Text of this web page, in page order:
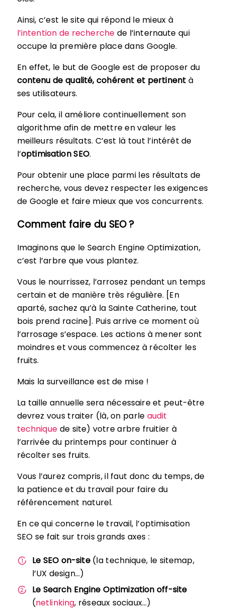
Ainsi, c’est le site qui répond le mieux à
l’intention de recherche de l’internaute qui
occupe la première place dans Google.
En effet, le but de Google est de proposer du
contenu de qualité, cohérent et pertinent à
ses utilisateurs.
Pour cela, il améliore continuellement son
algorithme afin de mettre en valeur les
meilleurs résultats. C’est là tout l’intérêt de
l’optimisation SEO.
Pour obtenir une place parmi les résultats de
recherche, vous devez respecter les exigences
de Google et faire mieux que vos concurrents.
Comment faire du SEO ?
Imaginons que le Search Engine Optimization,
c’est l’arbre que vous plantez.
Vous le nourrissez, l’arrosez pendant un temps
certain et de manière très régulière. [En
aparté, sachez qu’à la Sainte Catherine, tout
bois prend racine]. Puis arrive ce moment où
l’arrosage s’espace. Les actions à mener sont
moindres et vous commencez à récolter les
fruits.
Mais la surveillance est de mise !
La taille annuelle sera nécessaire et peut-être
devrez vous traiter (là, on parle audit
techniquede site) votre arbre fruitier à
l’arrivée du printemps pour continuer à
récolter ses fruits.
Vous l’aurez compris, il faut donc du temps, de
la patience et du travail pour faire du
référencement naturel.
En ce qui concerne le travail, l’optimisation
SEO se fait sur trois grands axes :
Le SEO on-site (la technique, le sitemap,
l’UX design…)
Le Search Engine Optimization off-site
(netlinking, réseaux sociaux…)